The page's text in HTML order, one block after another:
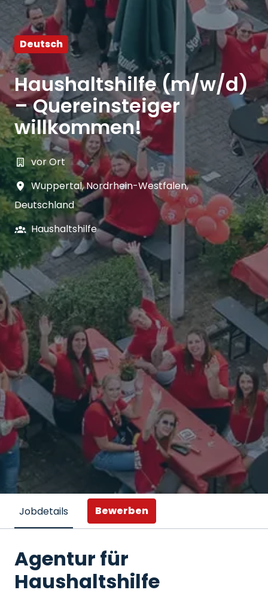
Deutsch
Haushaltshilfe (m/w/d)
– Quereinsteiger
willkommen!
vor Ort
Wuppertal,Nordrhein-Westfalen,
Deutschland
Haushaltshilfe
Jobdetails Bewerben
Agentur für
Haushaltshilfe